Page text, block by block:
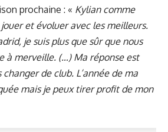
prochaine : « Kylian comme
jouer et évoluer avec les meilleurs.
je suis plus que sûr que nous
à merveille. (…) Ma réponse est
de club. L’année de ma
mais je peux tirer profit de mon